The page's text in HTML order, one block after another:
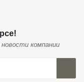
компании